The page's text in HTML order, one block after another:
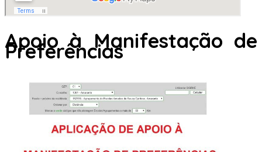
Apoio à Manifestação de
Preferências